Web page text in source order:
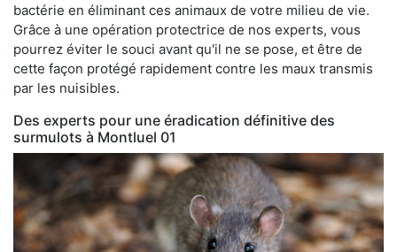
bactérie en éliminant ces animaux de votre milieu de vie.
Grâce à une opération protectrice de nos experts, vous
pourrez éviter le souci avant qu'il ne se pose, et être de
cette façon protégé rapidement contre les maux transmis
par les nuisibles.
Des experts pour une éradication définitive des
surmulots à Montluel 01